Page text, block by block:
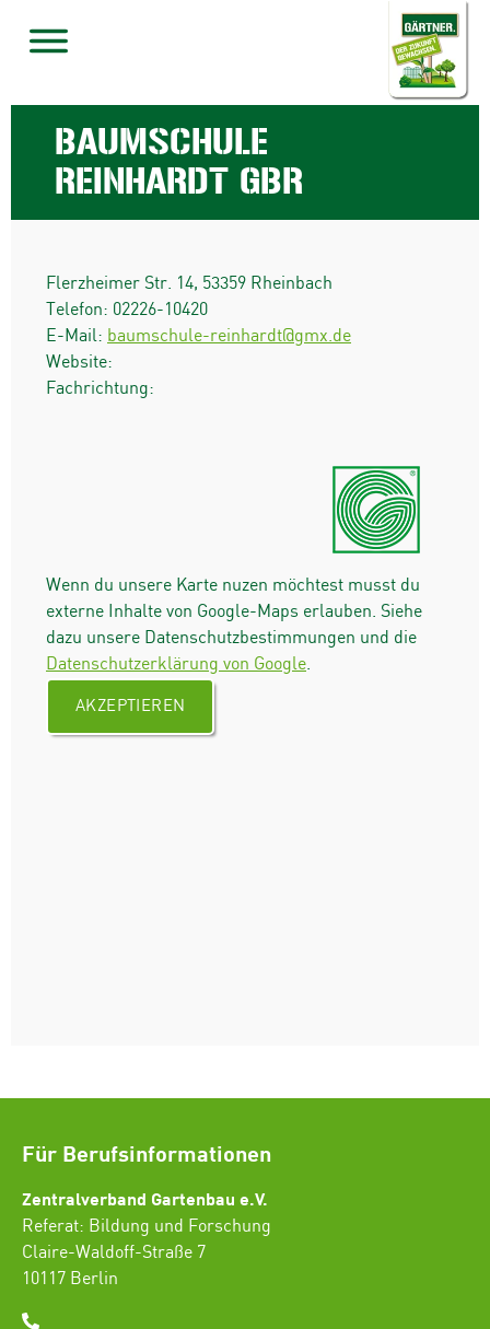
BAUMSCHULE
REINHARDT GBR
Flerzheimer Str. 14, 53359 Rheinbach
Telefon: 02226-10420
E-Mail: baumschule-reinhardt@gmx.de
Website:
Fachrichtung:
Wenn du unsere Karte nuzen möchtest musst du
externe Inhalte von Google-Maps erlauben. Siehe
dazu unsere Datenschutzbestimmungen und die
Datenschutzerklärung von Google.
AKZEPTIEREN
Für Berufsinformationen
Zentralverband Gartenbau e.V.
Referat: Bildung und Forschung
Claire-Waldoff-Straße 7
10117 Berlin